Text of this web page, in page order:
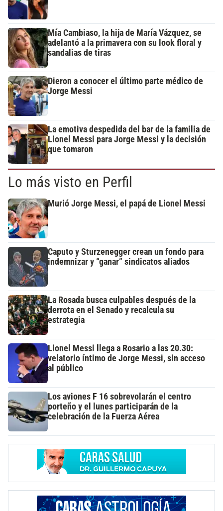
Mía Cambiaso, la hija de María Vázquez, se
adelantó a la primavera con su look floral y
sandalias de tiras
Dieron a conocer el último parte médico de
Jorge Messi
La emotiva despedida del bar de la familia de
Lionel Messi para Jorge Messi y la decisión
que tomaron
Lo más visto en Perfil
Murió Jorge Messi, el papá de Lionel Messi
Caputo y Sturzenegger crean un fondo para
indemnizar y “ganar” sindicatos aliados
La Rosada busca culpables después de la
derrota en el Senado y recalcula su
estrategia
Lionel Messi llega a Rosario a las 20.30:
velatorio íntimo de Jorge Messi, sin acceso
al público
Los aviones F 16 sobrevolarán el centro
porteño y el lunes participarán de la
celebración de la Fuerza Aérea